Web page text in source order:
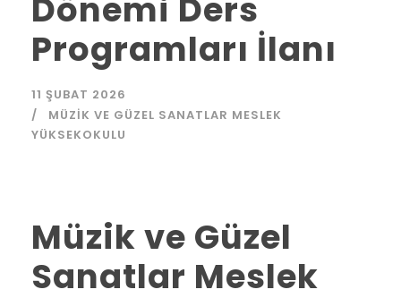
Dönemi Ders
Programları İlanı
11 ŞUBAT 2026
MÜZIK VE GÜZEL SANATLAR MESLEK
YÜKSEKOKULU
Müzik ve Güzel
Sanatlar Meslek